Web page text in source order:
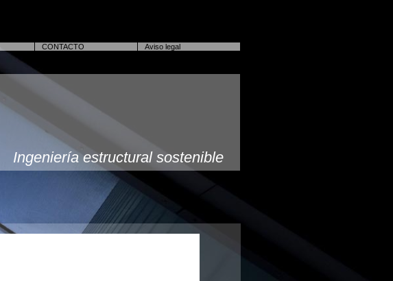
CONTACTO Aviso legal
Ingeniería estructural sostenible